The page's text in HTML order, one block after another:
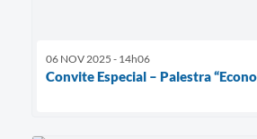
06 NOV 2025 - 14h06
Convite Especial – Palestra